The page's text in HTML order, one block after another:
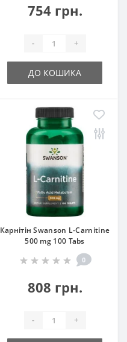
754 грн.
- +
ДО КОШИКА
Карнітін Swanson L-Carnitine
500 mg 100 Tabs
0
808 грн.
- +